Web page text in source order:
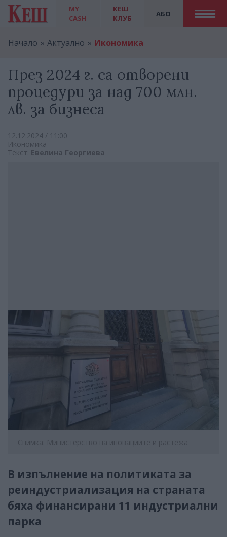
MY
CASH
АБО
КЕШ
КЛУБ
Начало Актуално Икономика
През 2024 г. са отворени
процедури за над 700 млн.
лв. за бизнеса
12.12.2024 / 11:00
Икономика
Текст: Евелина Георгиева
Снимка: Министерство на иновациите и растежа
В изпълнение на политиката за
реиндустриализация на страната
бяха финансирани 11 индустриални
парка